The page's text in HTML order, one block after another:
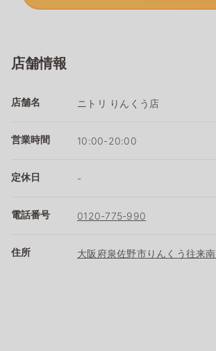
店舗情報
店舗名 ニトリ りんくう店
営業時間 10:00-20:00
定休日 -
電話番号 0120-775-990
住所 大阪府泉佐野市りんくう往来